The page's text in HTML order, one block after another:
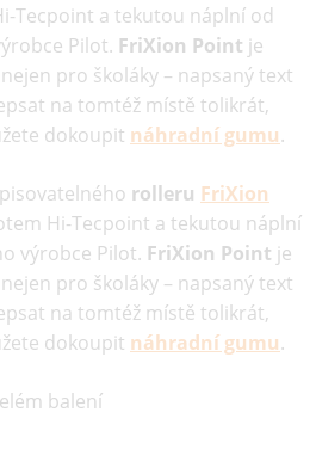
Tecpoint a tekutou náplní od
Pilot. FriXion Point je
pro školáky – napsaný text
na tomtéž místě tolikrát,
dokoupit náhradní gumu.
rolleru FriXion
Hi-Tecpoint a tekutou náplní
výrobce Pilot. FriXion Point je
pro školáky – napsaný text
na tomtéž místě tolikrát,
dokoupit náhradní gumu.
balení